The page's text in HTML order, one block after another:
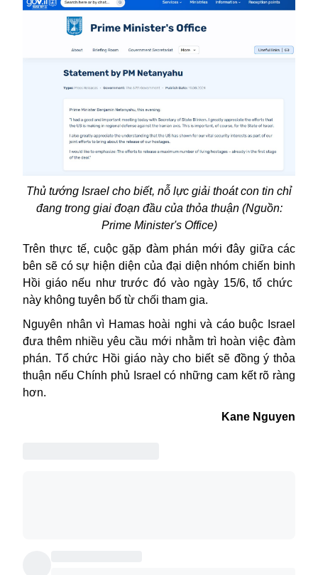
Thủ tướng Israel cho biết, nỗ lực giải thoát con tin chỉ
đang trong giai đoạn đầu của thỏa thuận (Nguồn:
Prime Minister's Office)
Trên thực tế, cuộc gặp đàm phán mới đây giữa các
bên sẽ có sự hiện diện của đại diện nhóm chiến binh
Hồi giáo nếu như trước đó vào ngày 15/6, tổ chức
này không tuyên bố từ chối tham gia.
Nguyên nhân vì Hamas hoài nghi và cáo buộc Israel
đưa thêm nhiều yêu cầu mới nhằm trì hoàn việc đàm
phán. Tổ chức Hồi giáo này cho biết sẽ đồng ý thỏa
thuận nếu Chính phủ Israel có những cam kết rõ ràng
hơn.
Kane Nguyen